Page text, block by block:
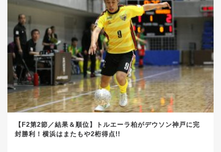
【F2第2節／結果＆順位】トルエーラ柏がデウソン神戸に完
封勝利！横浜はまたもや2桁得点!!